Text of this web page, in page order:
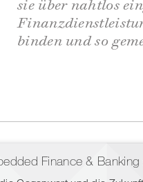
binden und so
Finance &